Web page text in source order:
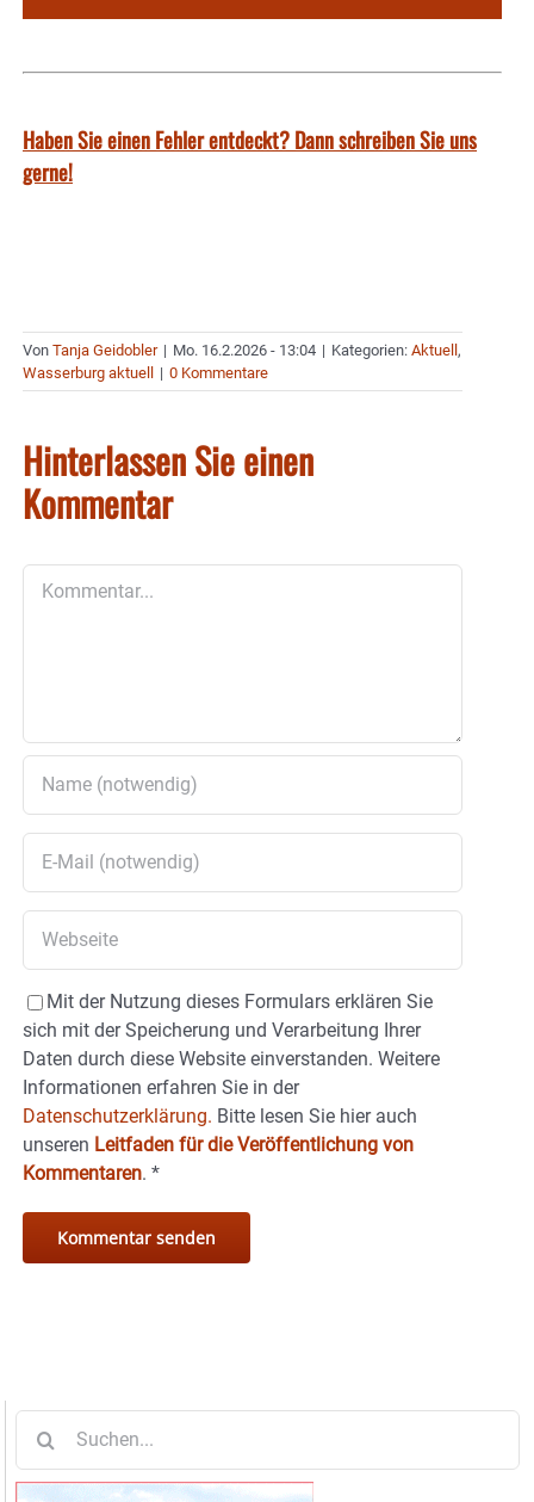
Haben Sie einen Fehler entdeckt? Dann schreiben Sie uns
gerne!
Von Tanja Geidobler | Mo. 16.2.2026 - 13:04 | Kategorien: Aktuell,
Wasserburg aktuell | 0 Kommentare
Hinterlassen Sie einen
Kommentar
Mit der Nutzung dieses Formulars erklären Sie
sich mit der Speicherung und Verarbeitung Ihrer
Daten durch diese Website einverstanden. Weitere
Informationen erfahren Sie in der
Datenschutzerklärung. Bitte lesen Sie hier auch
unseren Leitfaden für die Veröffentlichung von
Kommentaren. *
nach: